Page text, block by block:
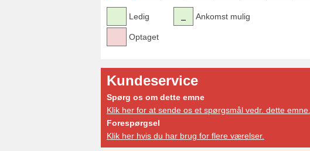
Ledig
Optaget
Ankomst mulig
Kundeservice
Spørg os om dette emne
Klik her for at sende os et spørgsmål vedr. dette emne.
Forespørgsel
Klik her hvis du har brug for flere værelser.